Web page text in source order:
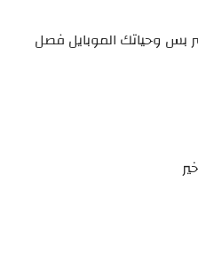
بس وحياتك الموبايل فصل